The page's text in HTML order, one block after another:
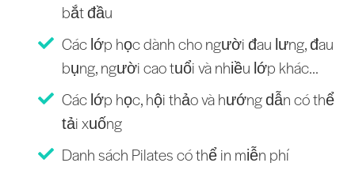
bắt đầu
Các lớp học dành cho người đau lưng, đau
bụng, người cao tuổi và nhiều lớp khác...
Các lớp học, hội thảo và hướng dẫn có thể
tải xuống
Danh sách Pilates có thể in miễn phí